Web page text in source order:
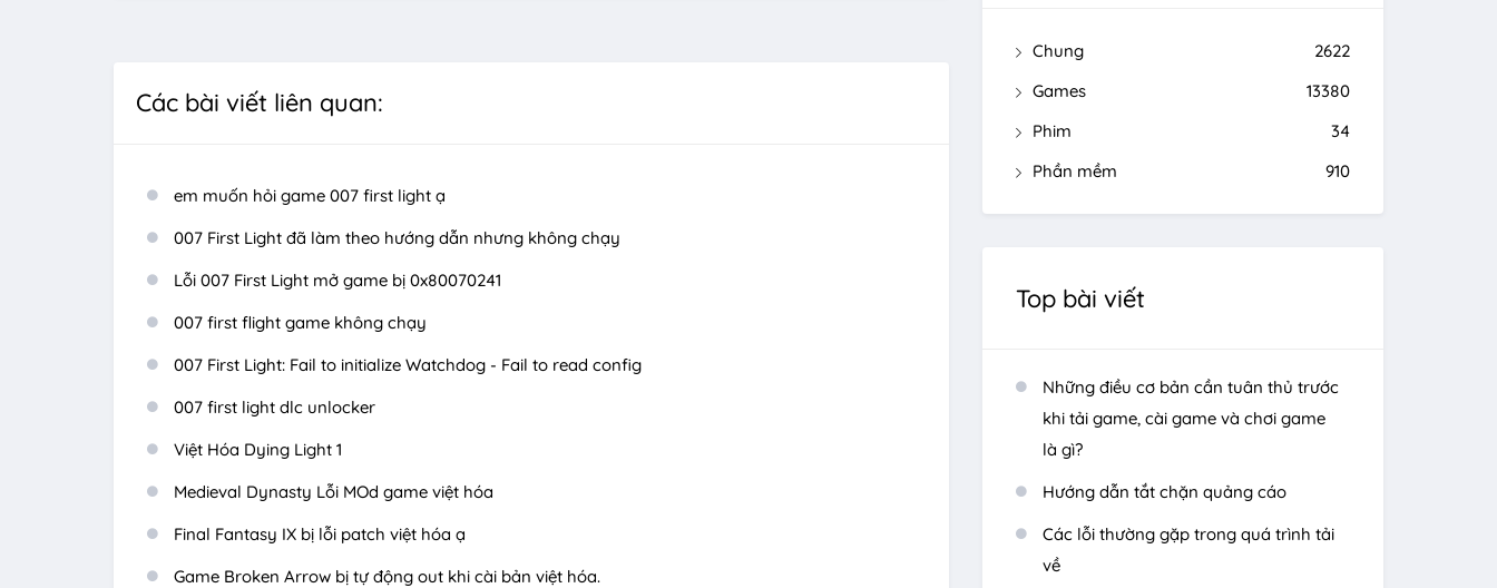
Các bài viết liên quan:
em muốn hỏi game 007 first light ạ
007 First Light đã làm theo hướng dẫn nhưng không chạy
Lỗi 007 First Light mở game bị 0x80070241
007 first flight game không chạy
007 First Light: Fail to initialize Watchdog - Fail to read config
007 first light dlc unlocker
Việt Hóa Dying Light 1
Medieval Dynasty Lỗi MOd game việt hóa
Final Fantasy IX bị lỗi patch việt hóa ạ
Game Broken Arrow bị tự động out khi cài bản việt hóa.
Chung
2622
Games
13380
Phim
34
Phần mềm
910
Top bài viết
Những điều cơ bản cần tuân thủ trước
khi tải game, cài game và chơi game
là gì?
Hướng dẫn tắt chặn quảng cáo
Các lỗi thường gặp trong quá trình tải
về